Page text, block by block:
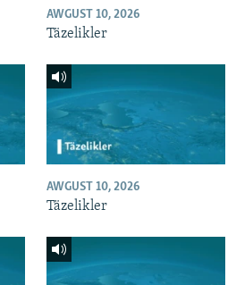
AWGUST 10, 2026
Täzelikler
AWGUST 10, 2026
Täzelikler